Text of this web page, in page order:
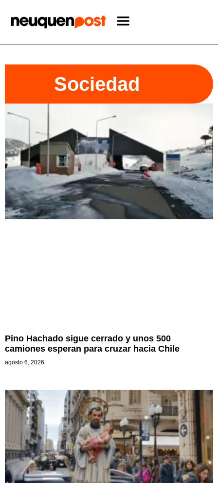
Sociedad
Pino Hachado sigue cerrado y unos 500
camiones esperan para cruzar hacia Chile
agosto 6, 2026